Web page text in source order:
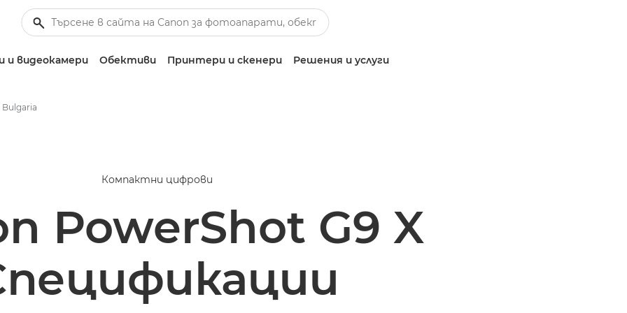
видеокамери Обективи Принтери и скенери Решения и услуги
Компактни цифрови
PowerShot G9 X